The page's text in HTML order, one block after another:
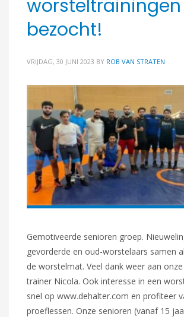
bezocht!
VRIJDAG, 30 JUNI 2023 BY ROB VAN STRATEN
Gemotiveerde senioren groep.
gevorderde en oud-worstelaars samen
de worstelmat. Veel dank weer aan
trainer Nicola. Ook interesse in een
snel op www.dehalter.com en profiteer
proeflessen. Onze senioren (vanaf 15